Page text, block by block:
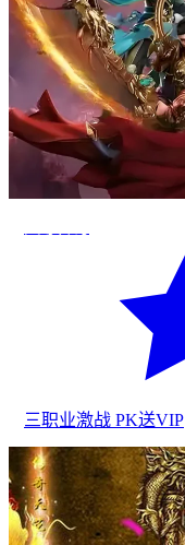
三职业激战 PK送VIP